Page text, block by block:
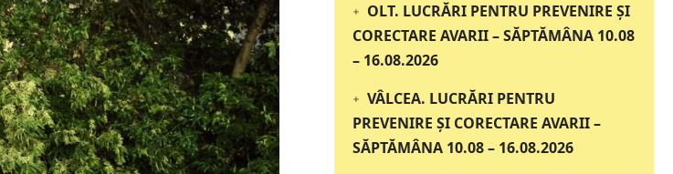
OLT. LUCRĂRI PENTRU PREVENIRE ȘI
CORECTARE AVARII – SĂPTĂMÂNA 10.08
– 16.08.2026
VÂLCEA. LUCRĂRI PENTRU
PREVENIRE ȘI CORECTARE AVARII –
SĂPTĂMÂNA 10.08 – 16.08.2026